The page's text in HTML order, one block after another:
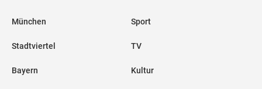
München
Stadtviertel
Bayern
Sport
TV
Kultur